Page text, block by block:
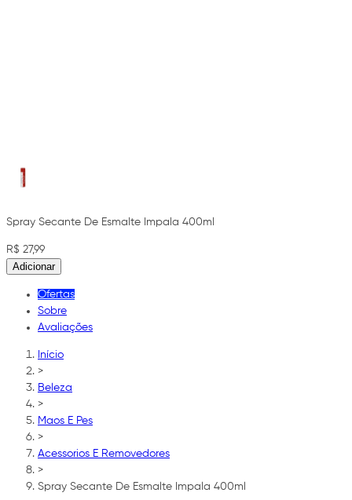
Spray Secante De Esmalte Impala 400ml
R$ 27,99
Adicionar
Ofertas
Sobre
Avaliações
Início
>
Beleza
>
Maos E Pes
>
Acessorios E Removedores
>
Spray Secante De Esmalte Impala 400ml